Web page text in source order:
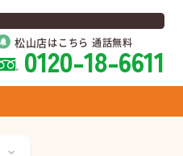
松山店はこちら 通話無料
0120-18-6611